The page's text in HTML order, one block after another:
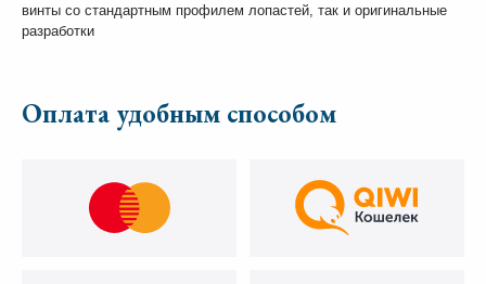
винты со стандартным профилем лопастей, так и оригинальные
разработки
Оплата удобным способом